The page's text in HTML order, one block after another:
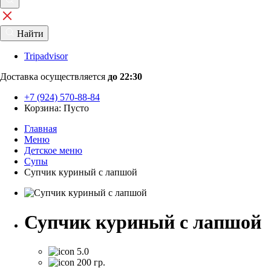
Найти
Tripadvisor
Доставка осуществляется до 22:30
+7 (924) 570-88-84
Корзина: Пусто
Главная
Меню
Детское меню
Супы
Супчик куриный с лапшой
Супчик куриный с лапшой
5.0
200 гр.